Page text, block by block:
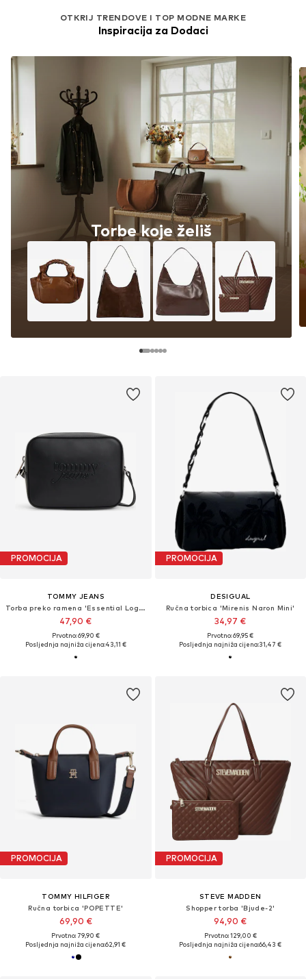
PROMOCIJA
TOMMY JEANS
Torba preko ramena 'Essential Logo Camera'
47,90 €
Prvotno: 69,90 €
Posljednja najniža cijena:43,11 €
PROMOCIJA
DESIGUAL
Ručna torbica 'Mirenis Naron Mini'
34,97 €
Prvotno: 69,95 €
Posljednja najniža cijena:31,47 €
PROMOCIJA
TOMMY HILFIGER
Ručna torbica 'POPETTE'
69,90 €
Prvotno: 79,90 €
Posljednja najniža cijena:62,91 €
OTKRIJ TRENDOVE I TOP MODNE MARKE
Inspiracija za Dodaci
Torbe koje želiš
PROMOCIJA
STEVE MADDEN
Shopper torba 'Bjude-2'
94,90 €
Prvotno: 129,00 €
Posljednja najniža cijena:66,43 €